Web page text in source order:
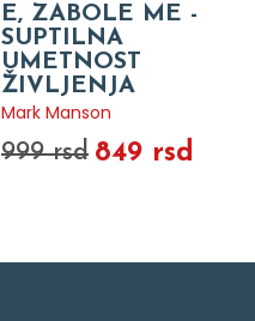
E, ZABOLE ME -
SUPTILNA
UMETNOST
ŽIVLJENJA
Mark Manson
999 rsd 849 rsd